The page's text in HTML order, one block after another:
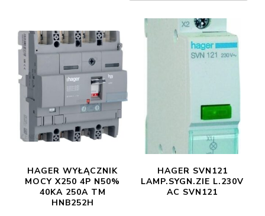
HAGER WYŁĄCZNIK
MOCY X250 4P N50%
40KA 250A TM
HNB252H
HAGER SVN121
LAMP.SYGN.ZIE L.230V
AC SVN121